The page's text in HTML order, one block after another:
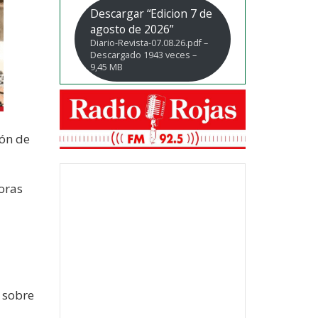
de
Descargar “Edicion 7 de
agosto de 2026”
Diario-Revista-07.08.26.pdf –
Descargado 1943 veces –
9,45 MB